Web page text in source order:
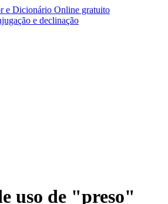
e declinação
uso de "preso"